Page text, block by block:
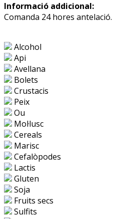
Informació addicional:
Comanda 24 hores antelació.
Alcohol
Api
Avellana
Bolets
Crustacis
Peix
Ou
Mol·lusc
Cereals
Marisc
Cefalòpodes
Lactis
Gluten
Soja
Fruits secs
Sulfits